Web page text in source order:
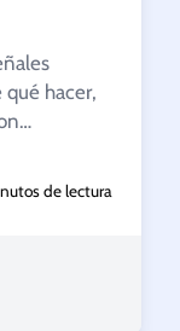
hacer,
de lectura